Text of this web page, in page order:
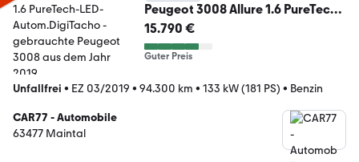
Peugeot 3008 Allure 1.6 PureTech-
LED-Autom.DigiTacho
15.790 €
Guter Preis
Unfallfrei • EZ 03/2019 • 94.300 km • 133 kW (181 PS) • Benzin
CAR77 - Automobile
63477 Maintal